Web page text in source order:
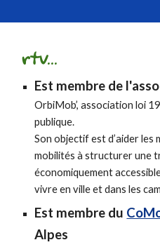
rtv...
Est membre de
OrbiMob’, association loi
publique.
Son objectif est d’aider les
mobilités à structurer une
économiquement
vivre en ville et dans les
Est membre du
Alpes